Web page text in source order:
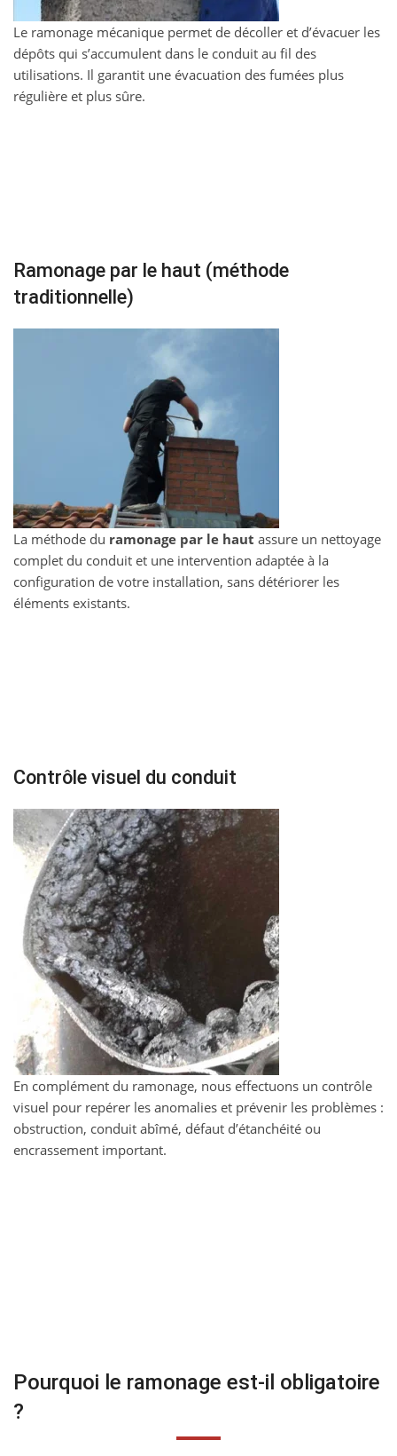
Le ramonage mécanique permet de décoller et d’évacuer les
dépôts qui s’accumulent dans le conduit au fil des
utilisations. Il garantit une évacuation des fumées plus
régulière et plus sûre.
Ramonage par le haut (méthode
traditionnelle)
La méthode du ramonage par le haut assure un nettoyage
complet du conduit et une intervention adaptée à la
configuration de votre installation, sans détériorer les
éléments existants.
Contrôle visuel du conduit
En complément du ramonage, nous effectuons un contrôle
visuel pour repérer les anomalies et prévenir les problèmes :
obstruction, conduit abîmé, défaut d’étanchéité ou
encrassement important.
Pourquoi le ramonage est-il obligatoire
?